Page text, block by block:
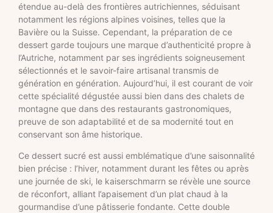
étendue au-delà des frontières autrichiennes, séduisant
notamment les régions alpines voisines, telles que la
Bavière ou la Suisse. Cependant, la préparation de ce
dessert garde toujours une marque d’authenticité propre à
l’Autriche, notamment par ses ingrédients soigneusement
sélectionnés et le savoir-faire artisanal transmis de
génération en génération. Aujourd’hui, il est courant de voir
cette spécialité dégustée aussi bien dans des chalets de
montagne que dans des restaurants gastronomiques,
preuve de son adaptabilité et de sa modernité tout en
conservant son âme historique.
Ce dessert sucré est aussi emblématique d’une saisonnalité
bien précise : l’hiver, notamment durant les fêtes ou après
une journée de ski, le kaiserschmarrn se révèle une source
de réconfort, alliant l’apaisement d’un plat chaud à la
gourmandise d’une pâtisserie fondante. Cette double